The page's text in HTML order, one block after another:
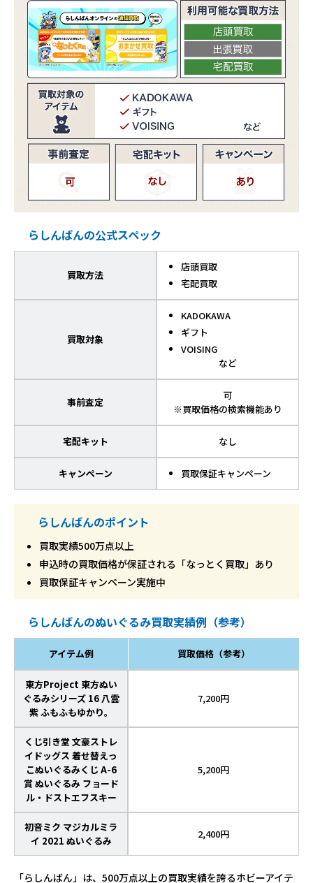
らしんばんの公式スペック
買取方法
店頭買取
宅配買取
買取対象
KADOKAWA
ギフト
VOISING
など
事前査定
可
※買取価格の検索機能あり
宅配キット なし
キャンペーン 買取保証キャンペーン
らしんばんのポイント
買取実績500万点以上
申込時の買取価格が保証される「なっとく買取」あり
買取保証キャンペーン実施中
らしんばんのぬいぐるみ買取実績例（参考）
アイテム例 買取価格（参考）
東方Project 東方ぬい
ぐるみシリーズ 16 八雲
紫 ふもふもゆかり。
7,200円
くじ引き堂 文豪ストレ
イドッグス 着せ替えっ
こぬいぐるみくじ A-6
賞 ぬいぐるみ フョード
ル・ドストエフスキー
5,200円
初音ミク マジカルミラ
イ 2021 ぬいぐるみ
2,400円
「らしんばん」は、500万点以上の買取実績を誇るホビーアイテ